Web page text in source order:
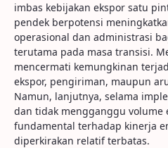
imbas kebijakan ekspor satu
pendek berpotensi
operasional dan administrasi
terutama pada masa transisi.
mencermati kemungkinan
ekspor, pengiriman, maupun
Namun, lanjutnya, selama
dan tidak mengganggu volume
fundamental terhadap kinerja
diperkirakan relatif terbatas.